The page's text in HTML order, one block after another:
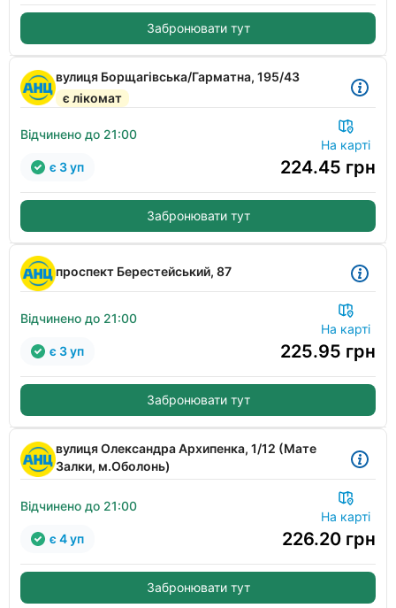
Забронювати тут
вулиця Борщагівська/Гарматна, 195/43
є лікомат
Відчинено до 21:00
На карті
224.45 грн
є 3 уп
Забронювати тут
проспект Берестейський, 87
Відчинено до 21:00
На карті
225.95 грн
є 3 уп
Забронювати тут
вулиця Олександра Архипенка, 1/12 (Мате
Залки, м.Оболонь)
Відчинено до 21:00
На карті
226.20 грн
є 4 уп
Забронювати тут